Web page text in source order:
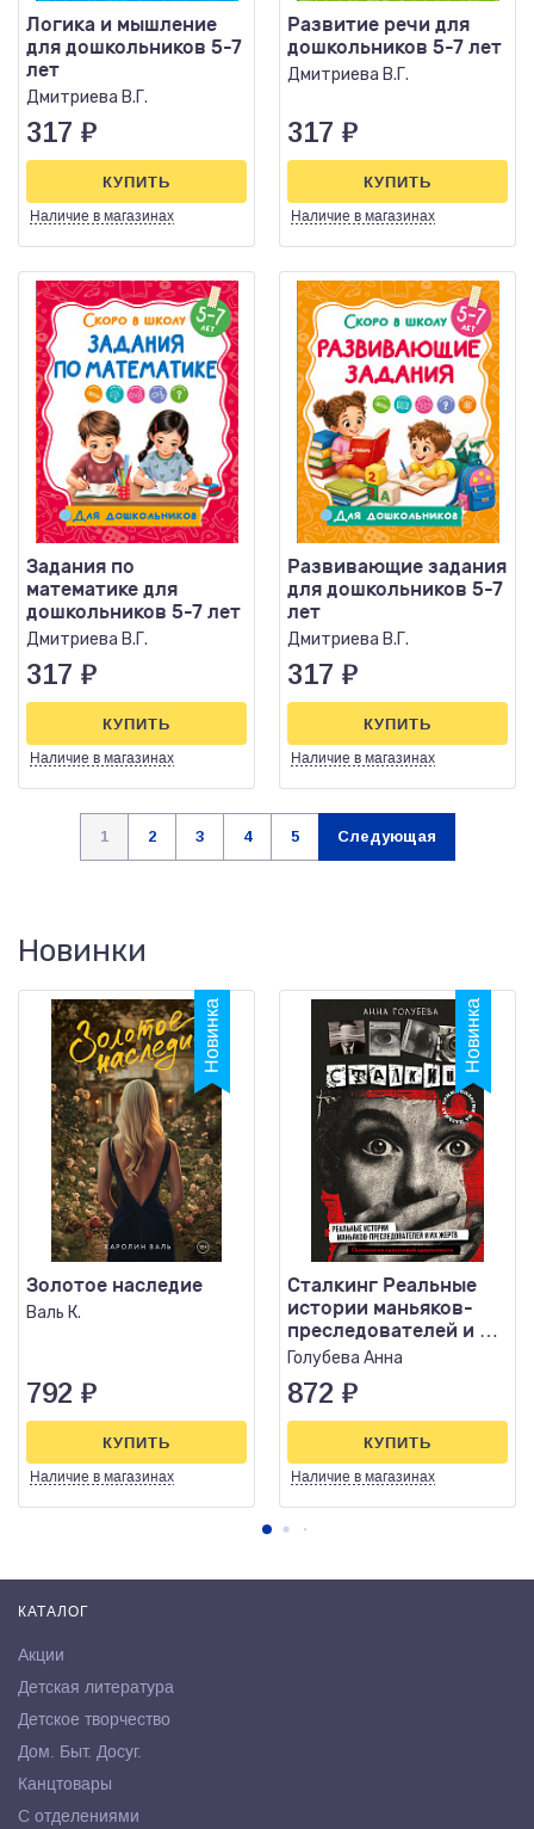
Логика и мышление
для дошкольников 5-7
лет
Дмитриева В.Г.
317 ₽
Наличие в магазинах
КУПИТЬ
Развитие речи для
дошкольников 5-7 лет
Дмитриева В.Г.
317 ₽
Наличие в магазинах
КУПИТЬ
Задания по
математике для
дошкольников 5-7 лет
Дмитриева В.Г.
317 ₽
Наличие в магазинах
КУПИТЬ
Развивающие задания
для дошкольников 5-7
лет
Дмитриева В.Г.
317 ₽
Наличие в магазинах
КУПИТЬ
1 2 3 4 5 Следующая
Новинки
Золотое наследие
Валь К.
792 ₽
Наличие в магазинах
КУПИТЬ
Сталкинг Реальные
истории маньяков-
преследователей и их
жертв Психология..
Голубева Анна
872 ₽
Наличие в магазинах
КУПИТЬ
КАТАЛОГ
Акции
Детская литература
Детское творчество
Дом. Быт. Досуг.
Канцтовары
С отделениями